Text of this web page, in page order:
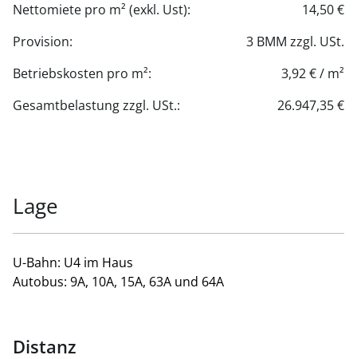
Nettomiete pro m² (exkl. Ust):
14,50 €
Provision:
3 BMM zzgl. USt.
Betriebskosten pro m²:
3,92 € / m²
Gesamtbelastung zzgl. USt.:
26.947,35 €
Lage
U-Bahn: U4 im Haus
Autobus: 9A, 10A, 15A, 63A und 64A
Distanz